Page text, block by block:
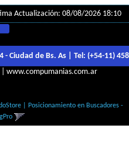
Actualización: 08/08/2026 18:10
- Ciudad de Bs. As | Tel: (+54-11)
www.compumanias.com.ar
|
Posicionamiento en Buscadores -